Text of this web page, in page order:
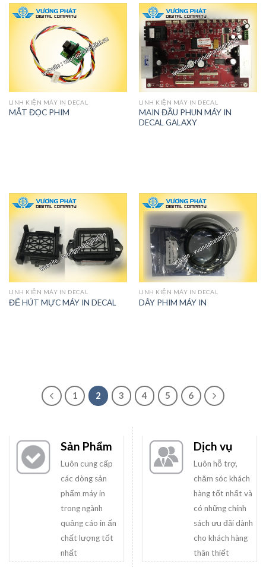
LINH KIỆN MÁY IN DECAL
MẮT ĐỌC PHIM
LINH KIỆN MÁY IN DECAL
MAIN ĐẦU PHUN MÁY IN
DECAL GALAXY
LINH KIỆN MÁY IN DECAL
ĐẾ HÚT MỰC MÁY IN DECAL
LINH KIỆN MÁY IN DECAL
DÂY PHIM MÁY IN
1 2 3 4 5 6
Sản Phẩm
Luôn cung cấp
các dòng sản
phẩm máy in
trong ngành
quảng cáo in ấn
chất lượng tốt
nhất
Dịch vụ
Luôn hỗ trợ,
chăm sóc khách
hàng tốt nhất và
có những chính
sách ưu đãi dành
cho khách hàng
thân thiết